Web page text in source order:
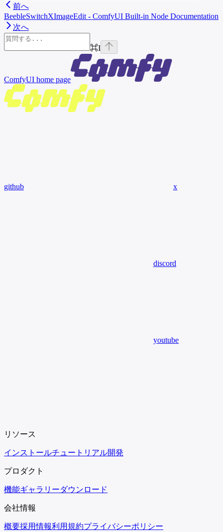
前へ
BeebleSwitchXImageEdit - ComfyUI Built-in Node Documentation
次へ
⌘I
ComfyUI home page
github x
discord
youtube
リソース
インストールチュートリアル開発
プロダクト
機能ギャラリーダウンロード
会社情報
概要採用情報利用規約プライバシーポリシー